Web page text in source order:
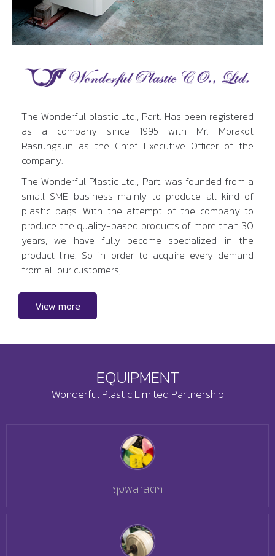
The Wonderful plastic Ltd., Part. Has been registered
as a company since 1995 with Mr. Morakot
Rasrungsun as the Chief Executive Officer of the
company.
The Wonderful Plastic Ltd., Part. was founded from a
small SME business mainly to produce all kind of
plastic bags. With the attempt of the company to
produce the quality-based products of more than 30
years, we have fully become specialized in the
product line. So in order to acquire every demand
from all our customers,
View more
EQUIPMENT
Wonderful Plastic Limited Partnership
ถุงพลาสติก